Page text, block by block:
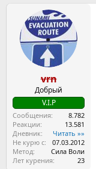
vrn
Добрый
V.I.P
Сообщения
8.782
Реакции
13.581
Дневник
Читать »»
Не курю с
07.03.2012
Метод
Сила Воли
Лет курения
23